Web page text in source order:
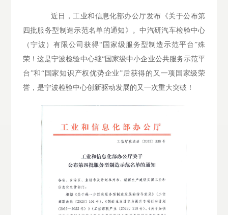
近日，工业和信息化部办公厅发布《关于公布第
四批服务型制造示范名单的通知》。中汽研汽车检验中心
（宁波）有限公司获得“国家级服务型制造示范平台”殊
荣！这是宁波检验中心继“国家级中小企业公共服务示范平
台”和“国家知识产权优势企业”后获得的又一项国家级荣
誉，是宁波检验中心创新驱动发展的又一次重大突破！